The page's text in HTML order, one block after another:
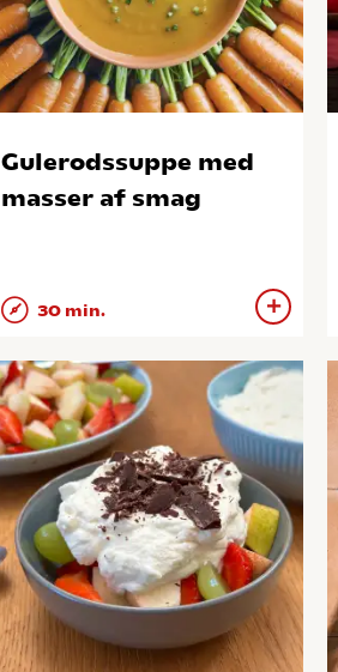
Gulerodssuppe med
masser af smag
30 min.